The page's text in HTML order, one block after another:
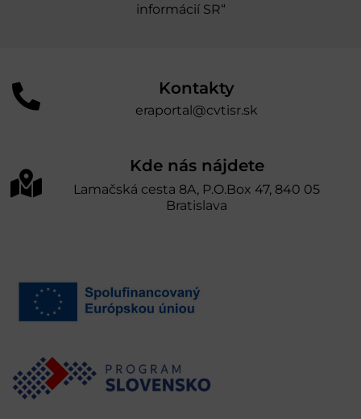
informácií SR“
Kontakty
eraportal@cvtisr.sk
Kde nás nájdete
Lamačská cesta 8A, P.O.Box 47, 840 05
Bratislava